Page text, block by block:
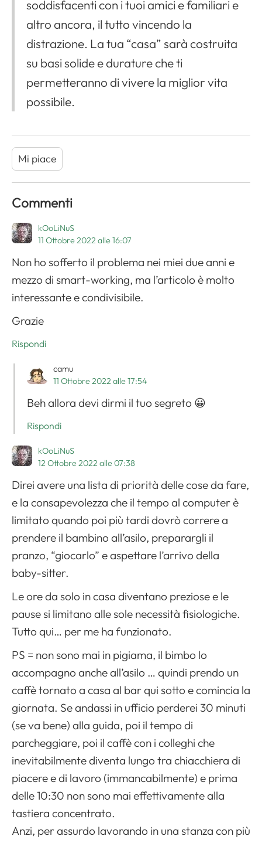
soddisfacenti con i tuoi amici e familiari e
altro ancora, il tutto vincendo la
distrazione. La tua “casa” sarà costruita
su basi solide e durature che ti
permetteranno di vivere la miglior vita
possibile.
Mi piace
Commenti
kOoLiNuS
11 Ottobre 2022 alle 16:07
Non ho sofferto il problema nei miei due anni e
mezzo di smart-working, ma l’articolo è molto
interessante e condivisibile.
Grazie
Rispondi
camu
11 Ottobre 2022 alle 17:54
Beh allora devi dirmi il tuo segreto 😀
Rispondi
kOoLiNuS
12 Ottobre 2022 alle 07:38
Direi avere una lista di priorità delle cose da fare,
e la consapevolezza che il tempo al computer è
limitato quando poi più tardi dovrò correre a
prendere il bambino all’asilo, preparargli il
pranzo, “giocarlo” e aspettare l’arrivo della
baby-sitter.
Le ore da solo in casa diventano preziose e le
pause si limitano alle sole necessità fisiologiche.
Tutto qui… per me ha funzionato.
PS = non sono mai in pigiama, il bimbo lo
accompagno anche all’asilo … quindi prendo un
caffè tornato a casa al bar qui sotto e comincia la
giornata. Se andassi in ufficio perderei 30 minuti
(se va bene) alla guida, poi il tempo di
parcheggiare, poi il caffè con i colleghi che
inevitabilmente diventa lungo tra chiacchiera di
piacere e di lavoro (immancabilmente) e prima
delle 10:30 non sono mai effettivamente alla
tastiera concentrato.
Anzi, per assurdo lavorando in una stanza con più
Apri il menu di navigazione